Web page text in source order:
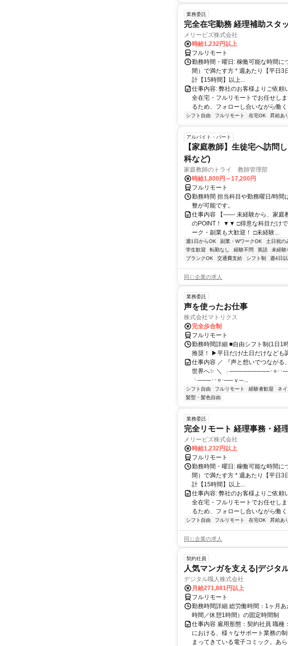
業務委託
完全在宅勤務 経理補助スタ
メリービズ株式会社
時給1,232円以上
フルリモート
勤務時間・曜日: 稼働可能な時間
間）で満たす方 * 週あたり【平日3
計【15時間】以上...
仕事内容: 弊社のお客様よりご依頼
全在宅・フルリモートでお任せし
るため、フォローし合いながら働
シフト自由 フルリモート 在宅OK 昇給あ
アルバイト・パート
【家庭教師】生徒宅へ訪問
科など)
家庭教師のトライ 教師管理部
時給1,800円～17,200円
フルリモート
勤務時間 担当科目や勤務曜日/時間
整が可能です。
仕事内容 【―― 未経験から、家
のPOINT！ ▼▼ □得意な科目だけ
ーク・副業も大歓迎！ □未経験...
週1日からOK 副業・WワークOK 土日祝の
学生歓迎
転勤なし 経験不問 英語 未経験
ブランクOK
交通費支給 シフト制 週4日
同じ企業の求人
業務委託
声を使ったお仕事
株式会社マトリクス
完全歩合制
フルリモート
勤務時間詳細 ■自由シフト制(1日1
推奨！ ▶平日だけ/土日だけなども
仕事内容 ／ 『声と想いでつながる
世界へ✨ ＼ ╭─────────･⭐･･
╰───･･⭐･──ｖ─...
シフト自由 フルリモート 経験者歓迎 ネ
髪型・髪色自由
業務委託
完全リモート 経理事務・経
メリービズ株式会社
時給1,232円以上
フルリモート
勤務時間・曜日: 稼働可能な時間
間）で満たす方 * 週あたり【平日3
計【15時間】以上...
仕事内容: 弊社のお客様よりご依頼
全在宅・フルリモートでお任せし
るため、フォローし合いながら働
シフト自由 フルリモート 在宅OK 昇給あ
同じ企業の求人
契約社員
人気マンガを支える|デジタ
デジタル職人株式会社
月給271,881円以上
フルリモート
勤務時間詳細 総労働時間：1ヶ月
時間／休憩1時間）の固定時間制
仕事内容 雇用形態：契約社員 職種
における、様々なサポート業務の
まってきている電子コミック。あ